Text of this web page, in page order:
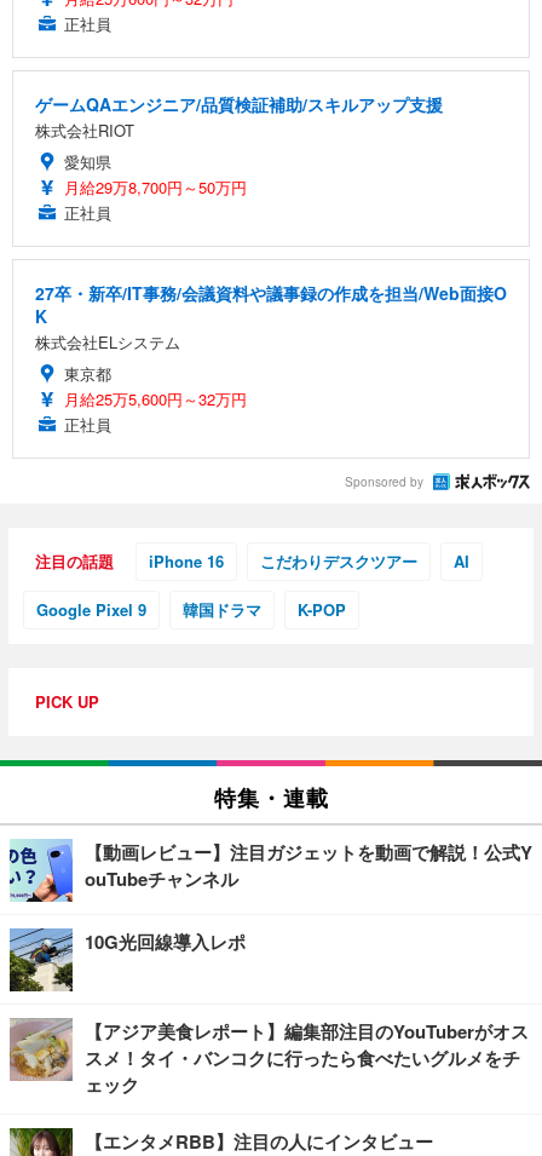
正社員
ゲームQAエンジニア/品質検証補助/スキルアップ支援
株式会社RIOT
愛知県
月給29万8,700円～50万円
正社員
27卒・新卒/IT事務/会議資料や議事録の作成を担当/Web面接O
K
株式会社ELシステム
東京都
月給25万5,600円～32万円
正社員
Sponsored by
注目の話題 iPhone 16 こだわりデスクツアー AI
Google Pixel 9 韓国ドラマ K-POP
PICK UP
特集・連載
【動画レビュー】注目ガジェットを動画で解説！公式Y
ouTubeチャンネル
10G光回線導入レポ
【アジア美食レポート】編集部注目のYouTuberがオス
スメ！タイ・バンコクに行ったら食べたいグルメをチ
ェック
【エンタメRBB】注目の人にインタビュー